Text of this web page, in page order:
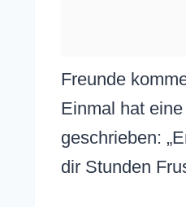
Freunde
Einmal hat
geschrieben:
dir Stunden